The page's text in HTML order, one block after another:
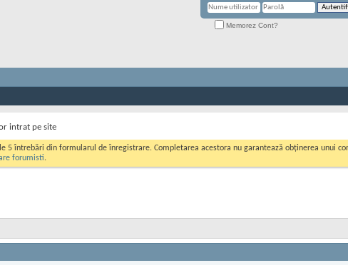
Memorez Cont?
intrat pe site
5 întrebări din formularul de înregistrare. Completarea acestora nu garantează obținerea unui
forumisti.